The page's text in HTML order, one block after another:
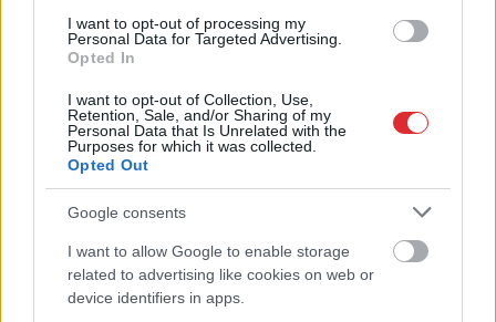
I want to opt-out of processing my
Personal Data for Targeted Advertising.
Opted In
I want to opt-out of Collection, Use,
Retention, Sale, and/or Sharing of my
Personal Data that Is Unrelated with the
Purposes for which it was collected.
Opted Out
Google consents
I want to allow Google to enable storage
related to advertising like cookies on web or
device identifiers in apps.
Viņuskatiens “izurbjas”
citiem cauri: 3 datumi,
kuros dzimušos mēdz
uzskatīt par biedējošiem
Atcelt Ziņot